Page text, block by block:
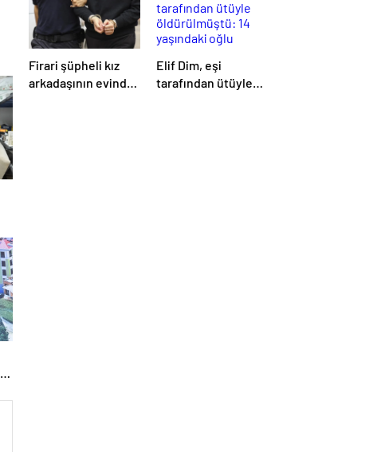
Firari şüpheli kız
arkadaşının evinde
Elif Dim, eşi
tarafından ütüyle